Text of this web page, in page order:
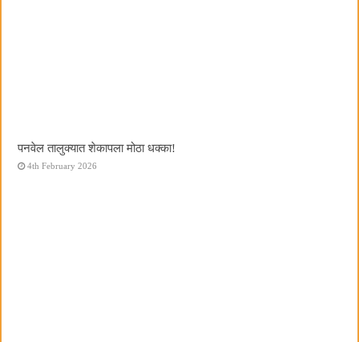
पनवेल तालुक्यात शेकापला मोठा धक्का!
4th February 2026